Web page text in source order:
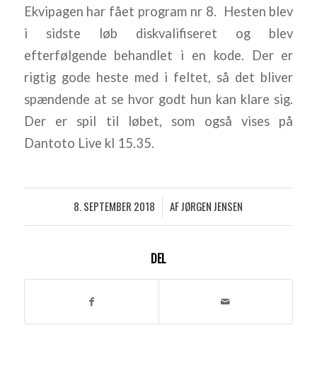
Ekvipagen har fået program nr 8. Hesten blev
i sidste løb diskvalifiseret og blev
efterfølgende behandlet i en kode. Der er
rigtig gode heste med i feltet, så det bliver
spændende at se hvor godt hun kan klare sig.
Der er spil til løbet, som også vises på
Dantoto Live kl 15.35.
8. SEPTEMBER 2018
/ AFJØRGEN JENSEN
DEL